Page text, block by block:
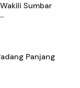
Sumbar
Panjang